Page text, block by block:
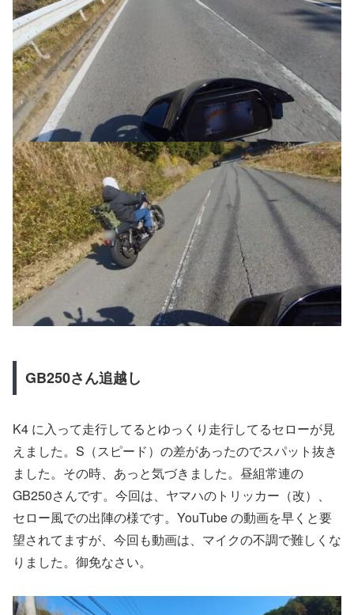
GB250さん追越し
K4 に入って走行してるとゆっくり走行してるセローが見
えました。S（スピード）の差があったのでスパット抜き
ました。その時、あっと気づきました。昼組常連の
GB250さんです。今回は、ヤマハのトリッカー（改）、
セロー風での出陣の様です。YouTube の動画を早くと要
望されてますが、今回も動画は、マイクの不調で難しくな
りました。御免なさい。